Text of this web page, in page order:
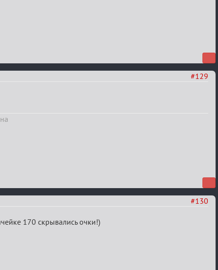
#129
#130
170 скрывались очки!)